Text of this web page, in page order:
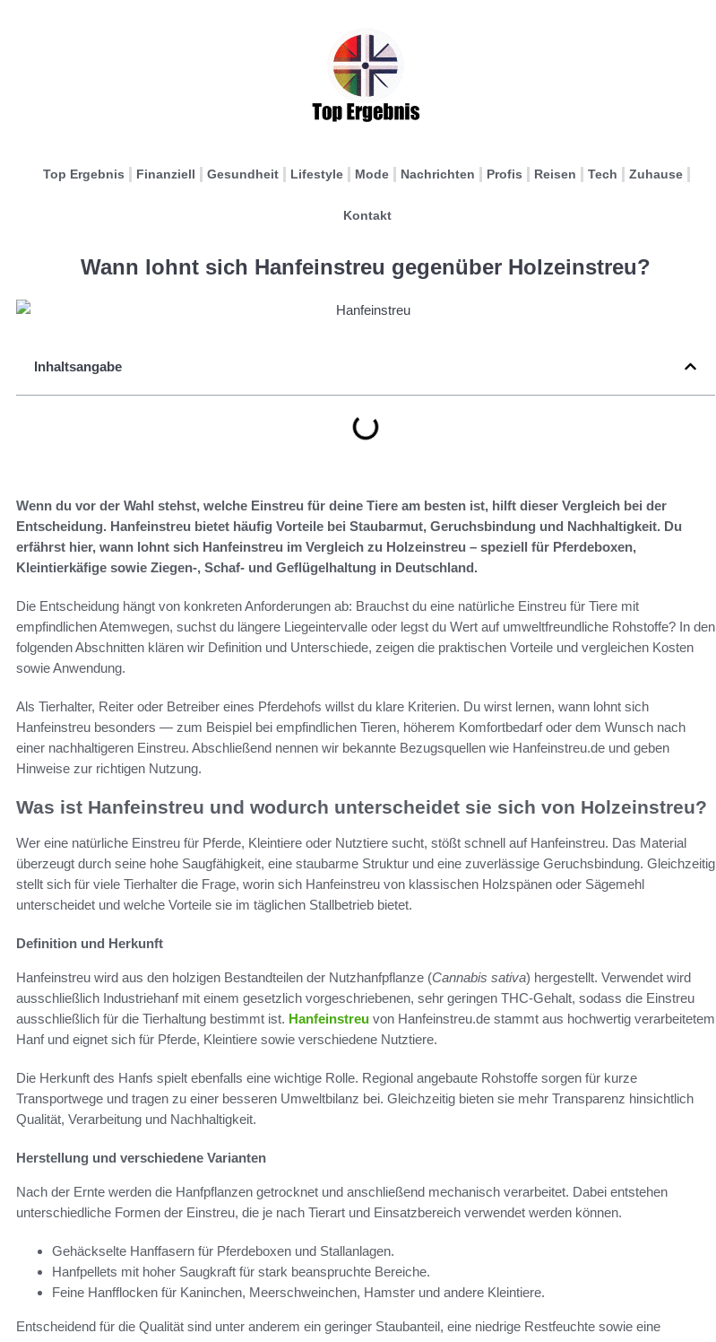
Top Ergebnis Finanziell Gesundheit Lifestyle Mode Nachrichten Profis Reisen Tech Zuhause
Kontakt
Wann lohnt sich Hanfeinstreu gegenüber Holzeinstreu?
Inhaltsangabe
Wenn du vor der Wahl stehst, welche Einstreu für deine Tiere am besten ist, hilft dieser Vergleich bei der
Entscheidung. Hanfeinstreu bietet häufig Vorteile bei Staubarmut, Geruchsbindung und Nachhaltigkeit. Du
erfährst hier, wann lohnt sich Hanfeinstreu im Vergleich zu Holzeinstreu – speziell für Pferdeboxen,
Kleintierkäfige sowie Ziegen-, Schaf- und Geflügelhaltung in Deutschland.
Die Entscheidung hängt von konkreten Anforderungen ab: Brauchst du eine natürliche Einstreu für Tiere mit
empfindlichen Atemwegen, suchst du längere Liegeintervalle oder legst du Wert auf umweltfreundliche Rohstoffe? In den
folgenden Abschnitten klären wir Definition und Unterschiede, zeigen die praktischen Vorteile und vergleichen Kosten
sowie Anwendung.
Als Tierhalter, Reiter oder Betreiber eines Pferdehofs willst du klare Kriterien. Du wirst lernen, wann lohnt sich
Hanfeinstreu besonders — zum Beispiel bei empfindlichen Tieren, höherem Komfortbedarf oder dem Wunsch nach
einer nachhaltigeren Einstreu. Abschließend nennen wir bekannte Bezugsquellen wie Hanfeinstreu.de und geben
Hinweise zur richtigen Nutzung.
Was ist Hanfeinstreu und wodurch unterscheidet sie sich von Holzeinstreu?
Wer eine natürliche Einstreu für Pferde, Kleintiere oder Nutztiere sucht, stößt schnell auf Hanfeinstreu. Das Material
überzeugt durch seine hohe Saugfähigkeit, eine staubarme Struktur und eine zuverlässige Geruchsbindung. Gleichzeitig
stellt sich für viele Tierhalter die Frage, worin sich Hanfeinstreu von klassischen Holzspänen oder Sägemehl
unterscheidet und welche Vorteile sie im täglichen Stallbetrieb bietet.
Definition und Herkunft
Hanfeinstreu wird aus den holzigen Bestandteilen der Nutzhanfpflanze (Cannabis sativa) hergestellt. Verwendet wird
ausschließlich Industriehanf mit einem gesetzlich vorgeschriebenen, sehr geringen THC-Gehalt, sodass die Einstreu
ausschließlich für die Tierhaltung bestimmt ist. Hanfeinstreu von Hanfeinstreu.de stammt aus hochwertig verarbeitetem
Hanf und eignet sich für Pferde, Kleintiere sowie verschiedene Nutztiere.
Die Herkunft des Hanfs spielt ebenfalls eine wichtige Rolle. Regional angebaute Rohstoffe sorgen für kurze
Transportwege und tragen zu einer besseren Umweltbilanz bei. Gleichzeitig bieten sie mehr Transparenz hinsichtlich
Qualität, Verarbeitung und Nachhaltigkeit.
Herstellung und verschiedene Varianten
Nach der Ernte werden die Hanfpflanzen getrocknet und anschließend mechanisch verarbeitet. Dabei entstehen
unterschiedliche Formen der Einstreu, die je nach Tierart und Einsatzbereich verwendet werden können.
Gehäckselte Hanffasern für Pferdeboxen und Stallanlagen.
Hanfpellets mit hoher Saugkraft für stark beanspruchte Bereiche.
Feine Hanfflocken für Kaninchen, Meerschweinchen, Hamster und andere Kleintiere.
Entscheidend für die Qualität sind unter anderem ein geringer Staubanteil, eine niedrige Restfeuchte sowie eine